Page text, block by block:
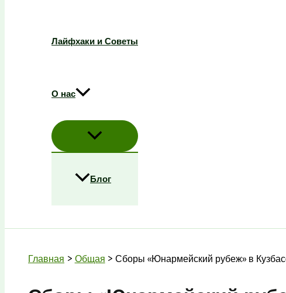
Лайфхаки и Советы
О нас
Блог
Главная Общая Сборы «Юнармейский рубеж» в